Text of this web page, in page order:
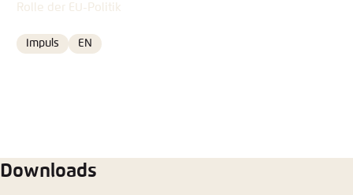
Rolle der EU-Politik
Format
Impuls Language
EN
Downloads